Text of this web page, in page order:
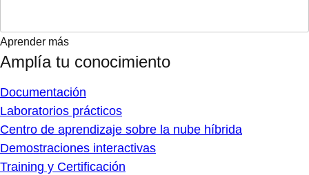
Aprender más
Amplía tu conocimiento
Documentación
Laboratorios prácticos
Centro de aprendizaje sobre la nube híbrida
Demostraciones interactivas
Training y Certificación